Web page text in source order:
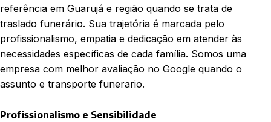
referência em Guarujá e região quando se trata de
traslado funerário. Sua trajetória é marcada pelo
profissionalismo, empatia e dedicação em atender às
necessidades específicas de cada família. Somos uma
empresa com melhor avaliação no Google quando o
assunto e transporte funerario.
Profissionalismo e Sensibilidade